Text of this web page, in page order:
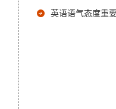
英语语气态度重